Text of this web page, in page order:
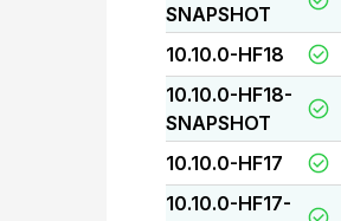
SNAPSHOT
10.10.0-HF18
10.10.0-HF18-
SNAPSHOT
10.10.0-HF17
10.10.0-HF17-